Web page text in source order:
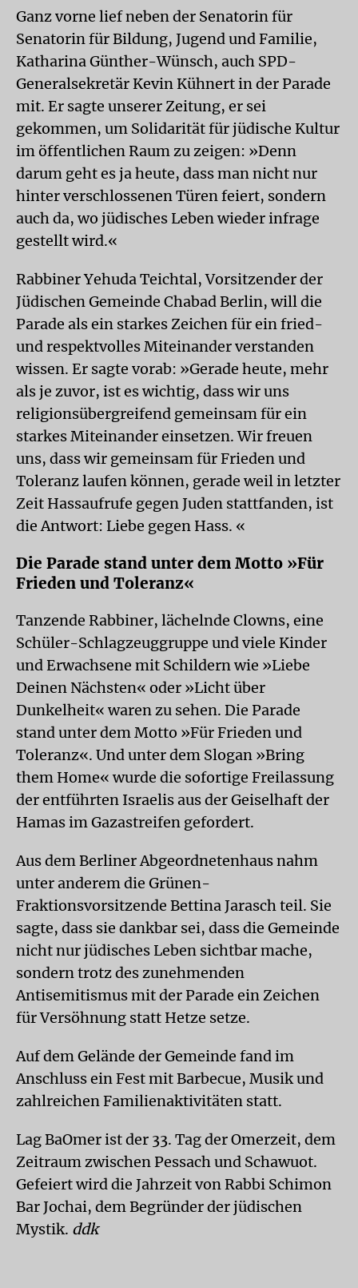
Ganz vorne lief neben der Senatorin für
Senatorin für Bildung, Jugend und Familie,
Katharina Günther-Wünsch, auch SPD-
Generalsekretär Kevin Kühnert in der Parade
mit. Er sagte unserer Zeitung, er sei
gekommen, um Solidarität für jüdische Kultur
im öffentlichen Raum zu zeigen: »Denn
darum geht es ja heute, dass man nicht nur
hinter verschlossenen Türen feiert, sondern
auch da, wo jüdisches Leben wieder infrage
gestellt wird.«
Rabbiner Yehuda Teichtal, Vorsitzender der
Jüdischen Gemeinde Chabad Berlin, will die
Parade als ein starkes Zeichen für ein fried-
und respektvolles Miteinander verstanden
wissen. Er sagte vorab: »Gerade heute, mehr
als je zuvor, ist es wichtig, dass wir uns
religionsübergreifend gemeinsam für ein
starkes Miteinander einsetzen. Wir freuen
uns, dass wir gemeinsam für Frieden und
Toleranz laufen können, gerade weil in letzter
Zeit Hassaufrufe gegen Juden stattfanden, ist
die Antwort: Liebe gegen Hass. «
Die Parade stand unter dem Motto »Für
Frieden und Toleranz«
Tanzende Rabbiner, lächelnde Clowns, eine
Schüler-Schlagzeuggruppe und viele Kinder
und Erwachsene mit Schildern wie »Liebe
Deinen Nächsten« oder »Licht über
Dunkelheit« waren zu sehen. Die Parade
stand unter dem Motto »Für Frieden und
Toleranz«. Und unter dem Slogan »Bring
them Home« wurde die sofortige Freilassung
der entführten Israelis aus der Geiselhaft der
Hamas im Gazastreifen gefordert.
Aus dem Berliner Abgeordnetenhaus nahm
unter anderem die Grünen-
Fraktionsvorsitzende Bettina Jarasch teil. Sie
sagte, dass sie dankbar sei, dass die Gemeinde
nicht nur jüdisches Leben sichtbar mache,
sondern trotz des zunehmenden
Antisemitismus mit der Parade ein Zeichen
für Versöhnung statt Hetze setze.
Auf dem Gelände der Gemeinde fand im
Anschluss ein Fest mit Barbecue, Musik und
zahlreichen Familienaktivitäten statt.
Lag BaOmer ist der 33. Tag der Omerzeit, dem
Zeitraum zwischen Pessach und Schawuot.
Gefeiert wird die Jahrzeit von Rabbi Schimon
Bar Jochai, dem Begründer der jüdischen
Mystik. ddk